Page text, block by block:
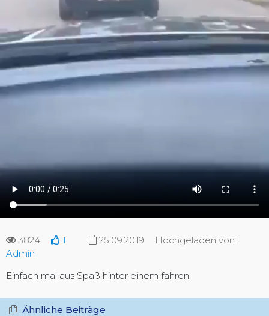
3824 1 25.09.2019
Hochgeladen von:
Admin
Einfach mal aus Spaß hinter einem fahren.
Ähnliche Beiträge